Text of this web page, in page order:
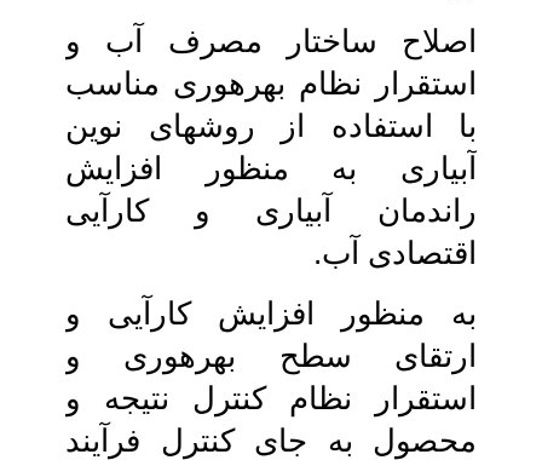
اصلاح ساختار مصرف آب و
استقرار نظام‏ بهره‏وری مناسب
با استفاده از روش‏های نوین‏
آبیاری به منظور افزایش
راندمان آبیاری و کارآیی
اقتصادی آب.
به منظور افزایش کارآیی و
ارتقای سطح‏ بهره‏وری و
استقرار نظام کنترل نتیجه و
محصول به جای کنترل فرآیند